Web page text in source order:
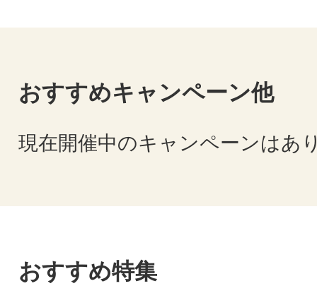
おすすめキャンペーン他
現在開催中のキャンペーンはあ
おすすめ特集